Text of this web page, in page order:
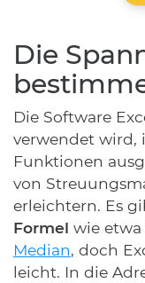
Die
Die Software
verwendet wird,
Funktionen
von
erleichtern. Es
Formel wie
Median, doch
leicht. In die